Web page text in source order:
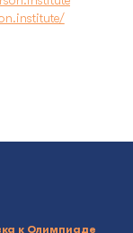
к Олимпиаде